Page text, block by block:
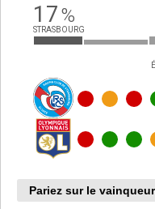
17%
STRASBOURG
Pariez sur le